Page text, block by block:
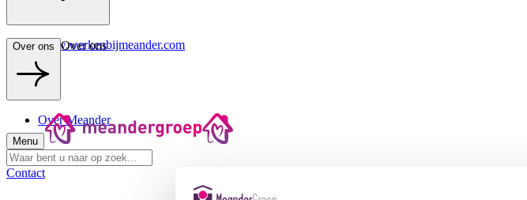
www.werkenbijmeander.com
Over ons Over ons
Over Meander
Menu
Contact